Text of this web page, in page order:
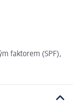
faktorem (SPF),